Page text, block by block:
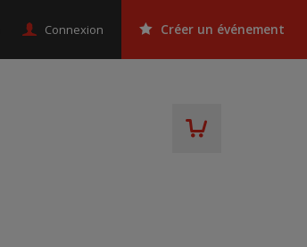
Connexion Créer un événement